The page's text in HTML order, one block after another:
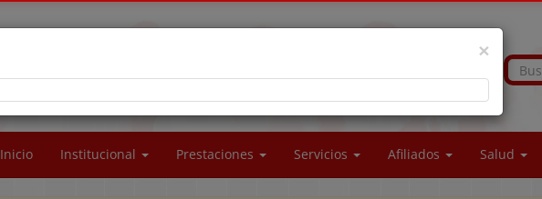
NACIONAL DE LA PATAGONIA SAN JUAN BOSCO
Inicio Institucional Prestaciones Servicios Afiliados Salud
×